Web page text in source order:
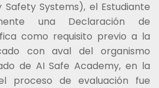
Systems), el Estudiante
una Declaración de
como requisito previo a la
con aval del organismo
de AI Safe Academy, en la
proceso de evaluación fue